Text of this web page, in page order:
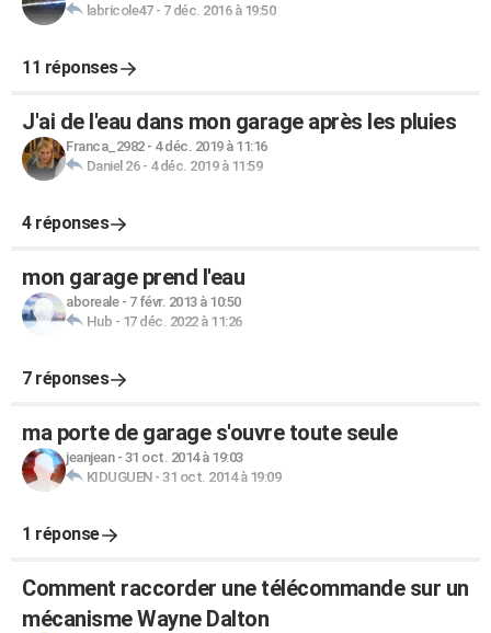
labricole47- 7 déc. 2016 à 19:50
11 réponses
J'ai de l'eau dans mon garage après les pluies
Franca_2982- 4 déc. 2019 à 11:16
Daniel 26- 4 déc. 2019 à 11:59
4 réponses
mon garage prend l'eau
aboreale- 7 févr. 2013 à 10:50
Hub - 17 déc. 2022 à 11:26
7 réponses
ma porte de garage s'ouvre toute seule
jeanjean- 31 oct. 2014 à 19:03
KIDUGUEN- 31 oct. 2014 à 19:09
1 réponse
Comment raccorder une télécommande sur un
mécanisme Wayne Dalton